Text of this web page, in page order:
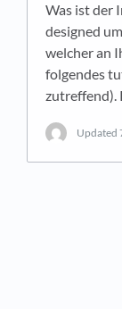
Was ist der
designed
welcher an
folgendes
zutreffend).
Updated